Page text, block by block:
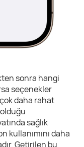
sonra hangi
seçenekler
daha rahat
sağlık
kullanımını daha
Getirilen bu